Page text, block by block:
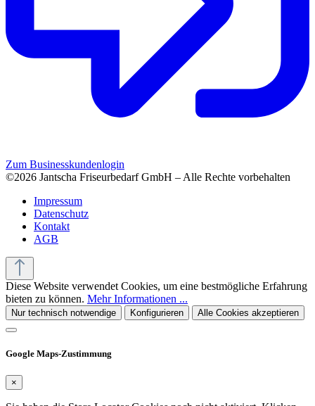
Zum Businesskundenlogin
©2026 Jantscha Friseurbedarf GmbH – Alle Rechte vorbehalten
Impressum
Datenschutz
Kontakt
AGB
Diese Website verwendet Cookies, um eine bestmögliche Erfahrung
bieten zu können. Mehr Informationen ...
Nur technisch notwendige Konfigurieren Alle Cookies akzeptieren
Google Maps-Zustimmung
×